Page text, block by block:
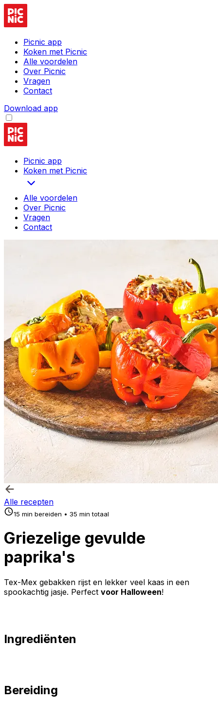
Picnic app
Koken met Picnic
Alle voordelen
Over Picnic
Vragen
Contact
Download app
Picnic app
Koken met Picnic
Alle voordelen
Over Picnic
Vragen
Contact
Alle recepten
15 min bereiden • 35 min totaal
Griezelige gevulde
paprika's
Tex-Mex gebakken rijst en lekker veel kaas in een
spookachtig jasje. Perfect voor Halloween!
Ingrediënten
Bereiding